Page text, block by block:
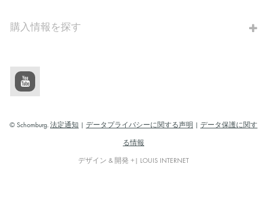
購入情報を探す
© Schomburg. 法定通知 データプライバシーに関する声明 データ保護に関す
る情報
デザイン & 開発 +| LOUIS INTERNET